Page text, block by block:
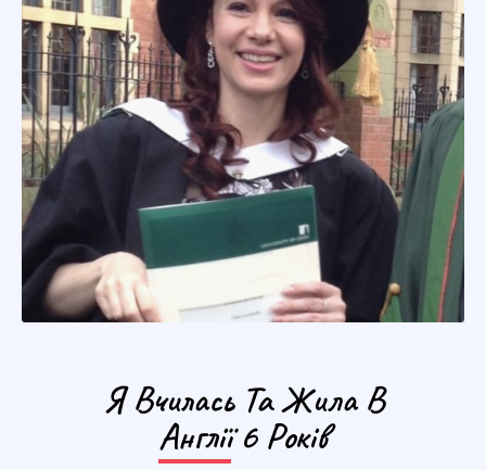
Я Вчилась Та Жила В
Англії6 Років